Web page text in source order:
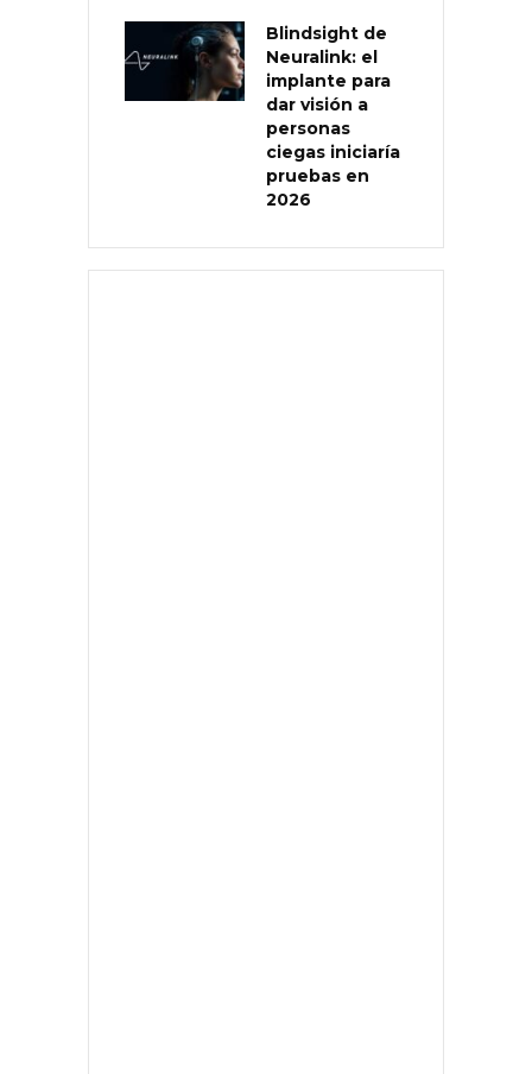
Blindsight de
Neuralink: el
implante para
dar visión a
personas
ciegas iniciaría
pruebas en
2026